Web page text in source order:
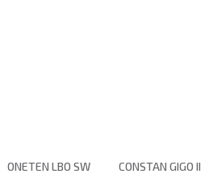
ONETEN LBO SW CONSTAN GIGO II